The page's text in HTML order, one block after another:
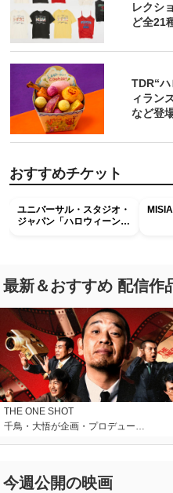
レクシ
ど全21
TDR“
ィラン
など登
おすすめチケット
ユニバーサル・スタジオ・
ジャパン「ハロウィーン・
MISIA
最新＆おすすめ 配信作
THE ONE SHOT
千鳥・大悟が企画・プロデュー…
今週公開の映画